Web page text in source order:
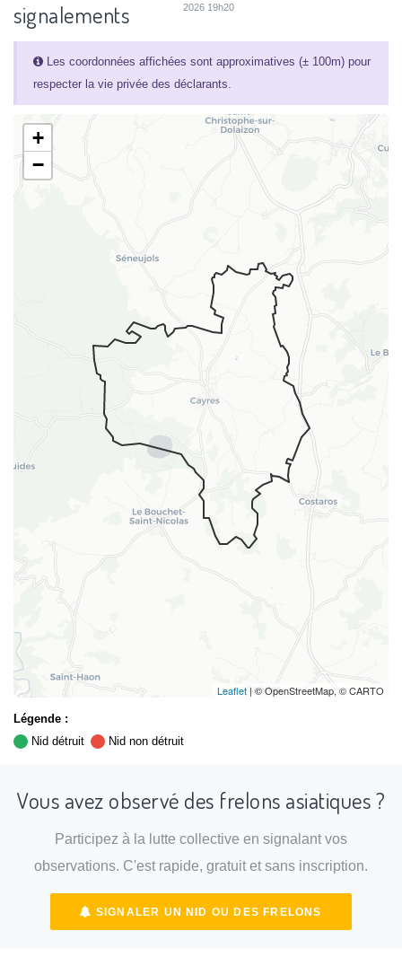
signalements
2026 19h20
Les coordonnées affichées sont approximatives (± 100m) pour
respecter la vie privée des déclarants.
+
−
Leaflet| © OpenStreetMap, © CARTO
Légende :
Nid détruit
Nid non détruit
Vous avez observé des frelons asiatiques ?
Participez à la lutte collective en signalant vos
observations. C'est rapide, gratuit et sans inscription.
SIGNALER UN NID OU DES FRELONS